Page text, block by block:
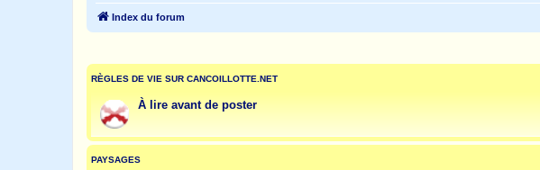
Index du forum
RÈGLES DE VIE SUR CANCOILLOTTE.NET
À lire avant de poster
PAYSAGES